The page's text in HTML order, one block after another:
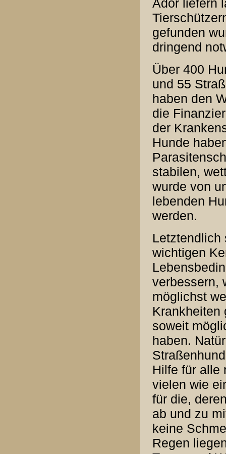
Ador liefern
gefunden
dringend
Über 400
und 55
haben den
die
der
Hunde
stabilen,
wurde von
lebenden
werden.
Letztendlich
wichtigen
verbessern,
möglichst
Krankheiten
soweit
haben.
Hilfe für alle
vielen wie
für die,
ab und zu
keine
Regen